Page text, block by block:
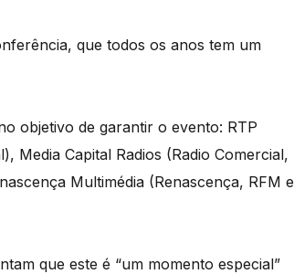
que todos os anos tem um
objetivo de garantir o evento: RTP
Media Capital Radios (Radio Comercial,
Multimédia (Renascença, RFM e
que este é “um momento especial”